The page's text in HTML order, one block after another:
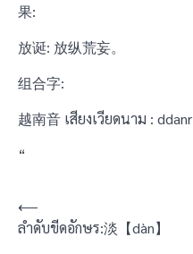
果:
放诞: 放纵荒妄。
组合字:
越南音 เสียงเวียดนาม : ddanr
“
แนะแนว
เรื่อง
⟵
ลำดับขีดอักษร:淡【dàn】